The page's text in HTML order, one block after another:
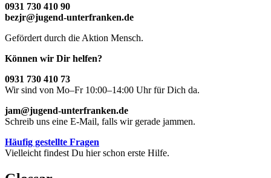
0931 730 410 90
bezjr@jugend-unterfranken.de
Gefördert durch die Aktion Mensch.
Können wir Dir helfen?
0931 730 410 73
Wir sind von Mo–Fr 10:00–14:00 Uhr für Dich da.
jam@jugend-unterfranken.de
Schreib uns eine E-Mail, falls wir gerade jammen.
Häufig gestellte Fragen
Vielleicht findest Du hier schon erste Hilfe.